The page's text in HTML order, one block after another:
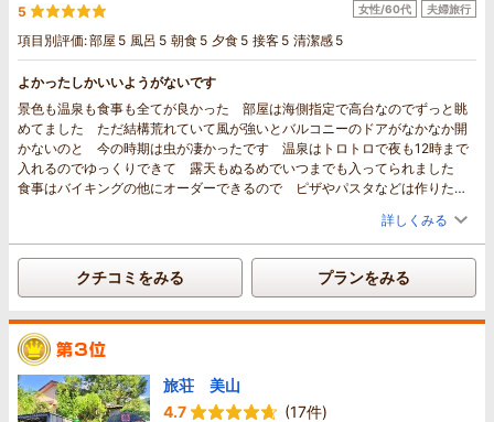
5
項目別評価:部屋 5 風呂 5 朝食 5 夕食 5 接客 5 清潔感 5
女性/60代 夫婦旅行
よかったしかいいようがないです
景色も温泉も食事も全てが良かった 部屋は海側指定で高台なのでずっと眺
めてました ただ結構荒れていて風が強いとバルコニーのドアがなかなか開
かないのと 今の時期は虫が凄かったです 温泉はトロトロで夜も12時まで
入れるのでゆっくりできて 露天もぬるめでいつまでも入ってられました
食事はバイキングの他にオーダーできるので ピザやパスタなどは作りたて
ました 何度も行きたいですが なかなか遠すぎで難しそうですが とても
良い思い出になりました
詳しくみる
クチコミをみる プランをみる
旅荘 美山
4.7
(17件)